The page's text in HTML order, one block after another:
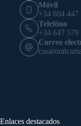
Móvil
+34 604 447
Telefóno
+34 647 579
Correo
Enlaces destacados